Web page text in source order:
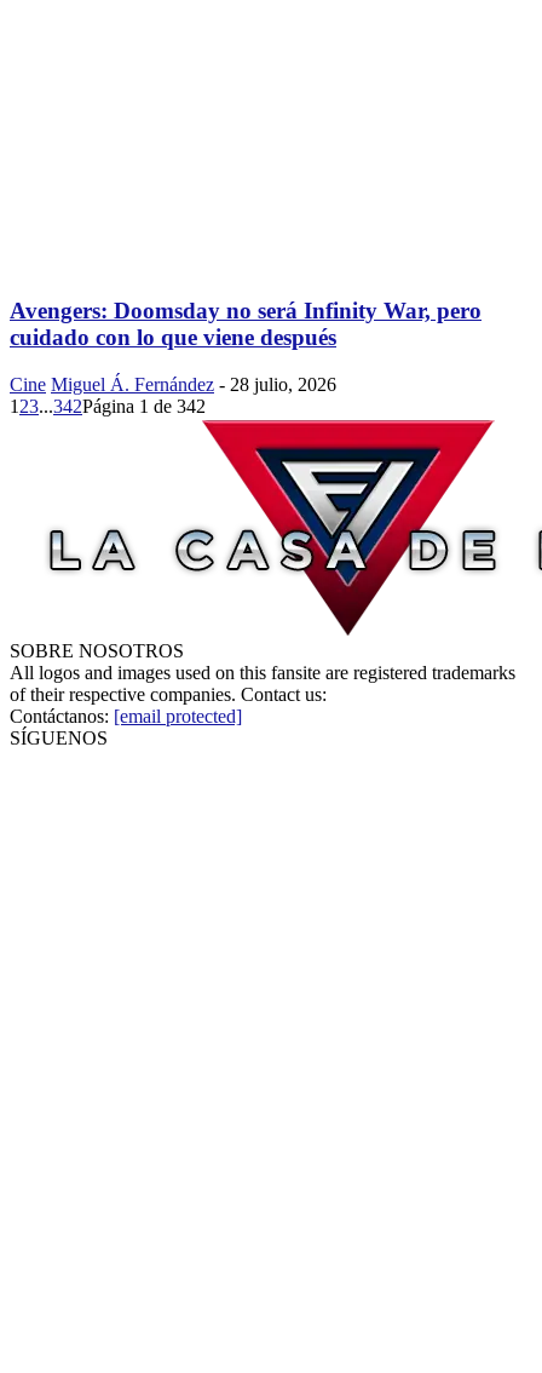
Avengers: Doomsday no será Infinity War, pero
cuidado con lo que viene después
Cine Miguel Á. Fernández - 28 julio, 2026
1 23...342Página 1 de 342
SOBRE NOSOTROS
All logos and images used on this fansite are registered trademarks
of their respective companies. Contact us:
Contáctanos: [email protected]
SÍGUENOS